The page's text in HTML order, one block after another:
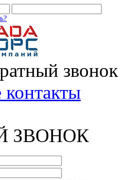
звонок
контакты
ЗВОНОК